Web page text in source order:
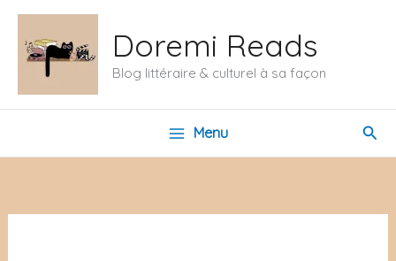
Aller
contenu
Doremi Reads
Blog littéraire & culturel à sa façon
Menu